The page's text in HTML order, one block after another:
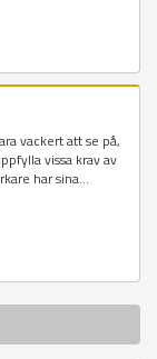
vackert att se på,
vissa krav av
har sina...